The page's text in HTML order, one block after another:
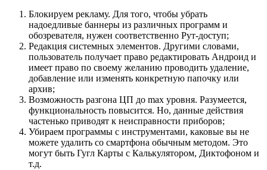
Блокируем рекламу. Для того, чтобы убрать
надоедливые баннеры из различных программ и
обозревателя, нужен соответственно Рут-доступ;
Редакция системных элементов. Другими словами,
пользователь получает право редактировать Андроид и
имеет право по своему желанию проводить удаление,
добавление или изменять конкретную папочку или
архив;
Возможность разгона ЦП до max уровня. Разумеется,
функциональность повысится. Но, данные действия
частенько приводят к неисправности приборов;
Убираем программы с инструментами, каковые вы не
можете удалить со смартфона обычным методом. Это
могут быть Гугл Карты с Калькулятором, Диктофоном и
т.д.